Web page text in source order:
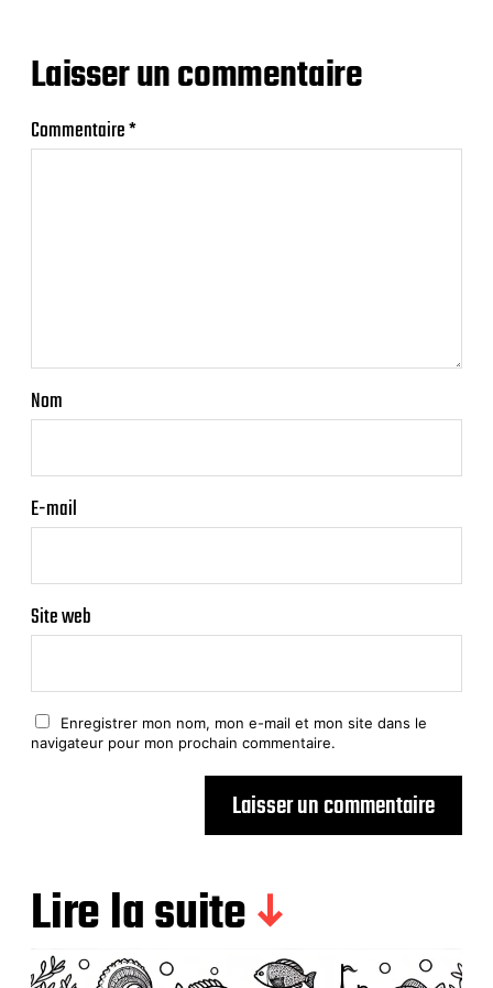
Laisser un commentaire
Commentaire*
Nom
E-mail
Site web
Enregistrer mon nom, mon e-mail et mon site dans le
navigateur pour mon prochain commentaire.
Lire la suite